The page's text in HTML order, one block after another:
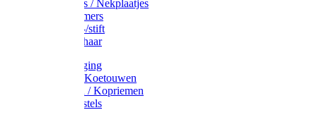
Halsplaatjes / Nekplaatjes
Kokernummers
Merkspray-/stift
Veemerkschaar
Uierverzorging
Halsters & Koetouwen
Halsriemen / Kopriemen
Koerugborstels